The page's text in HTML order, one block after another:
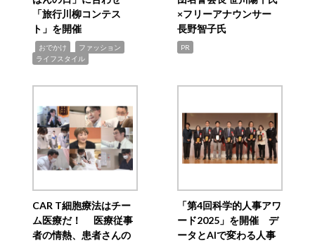
「旅行川柳コンテス
ト」を開催
おでかけ ファッション
ライフスタイル
×フリーアナウンサー
長野智子氏
PR
CAR T細胞療法はチー
ム医療だ！ 医療従事
者の情熱、患者さんの
「第4回科学的人事アワ
ード2025」を開催 デ
ータとAIで変わる人事